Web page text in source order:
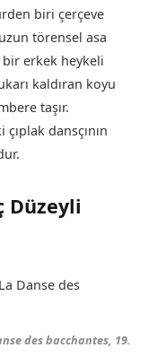
biri çerçeve
törensel asa
bir erkek heykeli
kaldıran koyu
taşır.
dansçının
Düzeyli
des bacchantes, 19.